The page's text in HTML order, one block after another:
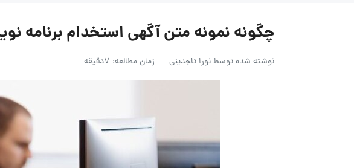
چگونه نمونه متن آگهی استخدام برنامه
نوشته شده توسطنورا تاجدینی زمان مطالعه: 7دقیقه